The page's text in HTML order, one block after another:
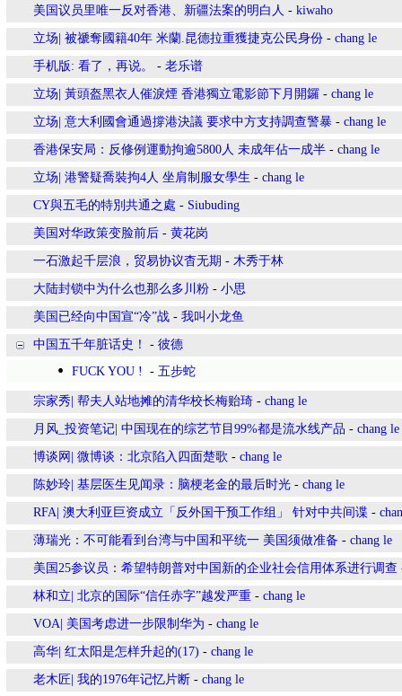
美国议员里唯一反对香港、新疆法案的明白人 - kiwaho
立场| 被禠奪國籍40年 米蘭.昆德拉重獲捷克公民身份 - chang le
手机版: 看了，再说。 - 老乐谱
立场| 黃頭盔黑衣人催淚煙 香港獨立電影節下月開鑼 - chang le
立场| 意大利國會通過撐港決議 要求中方支持調查警暴 - chang le
香港保安局：反修例運動拘逾5800人 未成年佔一成半 - chang le
立场| 港警疑喬裝拘4人 坐肩制服女學生 - chang le
CY與五毛的特別共通之處 - Siubuding
美国对华政策变脸前后 - 黄花岗
一石激起千层浪，贸易协议杳无期 - 木秀于林
大陆封锁中为什么也那么多川粉 - 小思
美国已经向中国宣“冷”战 - 我叫小龙鱼
中国五千年脏话史！ - 彼德
FUCK YOU !
- 五步蛇
宗家秀| 帮夫人站地摊的清华校长梅贻琦 - chang le
月风_投资笔记| 中国现在的综艺节目99%都是流水线产品 - chang le
博谈网| 微博谈：北京陷入四面楚歌 - chang le
陈妙玲| 基层医生见闻录：脑梗老金的最后时光 - chang le
RFA| 澳大利亚巨资成立「反外国干预工作组」 针对中共间谍 -
薄瑞光：不可能看到台湾与中国和平统一 美国须做准备 - chang le
美国25参议员：希望特朗普对中国新的企业社会信用体系进行调查
林和立| 北京的国际“信任赤字”越发严重 - chang le
VOA| 美国考虑进一步限制华为 - chang le
高华| 红太阳是怎样升起的(17) - chang le
老木匠| 我的1976年记忆片断 - chang le